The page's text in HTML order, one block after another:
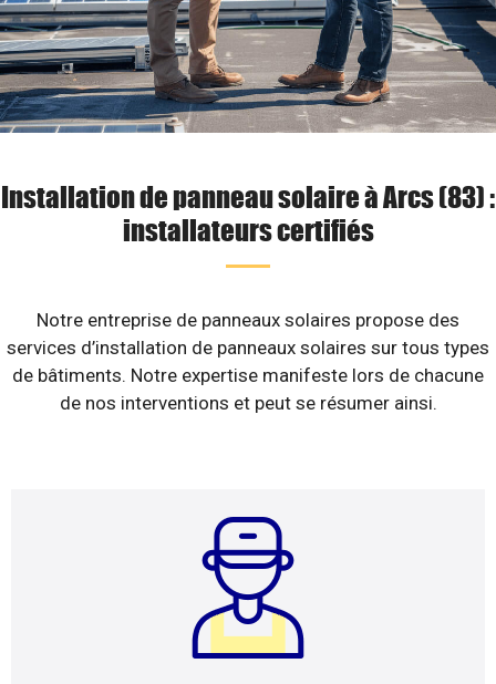
Installation de panneau solaire à Arcs (83) :
installateurs certifiés
Notre entreprise de panneaux solaires propose des
services d’installation de panneaux solaires sur tous types
de bâtiments. Notre expertise manifeste lors de chacune
de nos interventions et peut se résumer ainsi.